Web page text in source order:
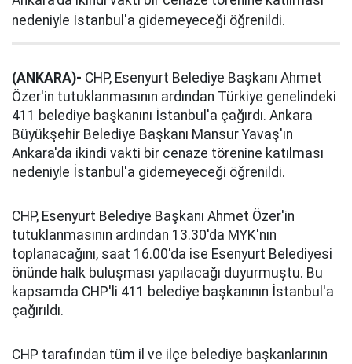
nedeniyle İstanbul'a gidemeyeceği öğrenildi.
(ANKARA)- CHP, Esenyurt Belediye Başkanı Ahmet
Özer'in tutuklanmasının ardından Türkiye genelindeki
411 belediye başkanını İstanbul'a çağırdı. Ankara
Büyükşehir Belediye Başkanı Mansur Yavaş'ın
Ankara'da ikindi vakti bir cenaze törenine katılması
nedeniyle İstanbul'a gidemeyeceği öğrenildi.
CHP, Esenyurt Belediye Başkanı Ahmet Özer'in
tutuklanmasının ardından 13.30'da MYK'nın
toplanacağını, saat 16.00'da ise Esenyurt Belediyesi
önünde halk buluşması yapılacağı duyurmuştu. Bu
kapsamda CHP'li 411 belediye başkanının İstanbul'a
çağırıldı.
CHP tarafından tüm il ve ilçe belediye başkanlarının